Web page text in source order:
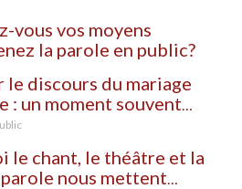
vous vos moyens
la parole en public?
le discours du mariage
: un moment souvent
qu’on ne
le chant, le théâtre et la
nous mettent